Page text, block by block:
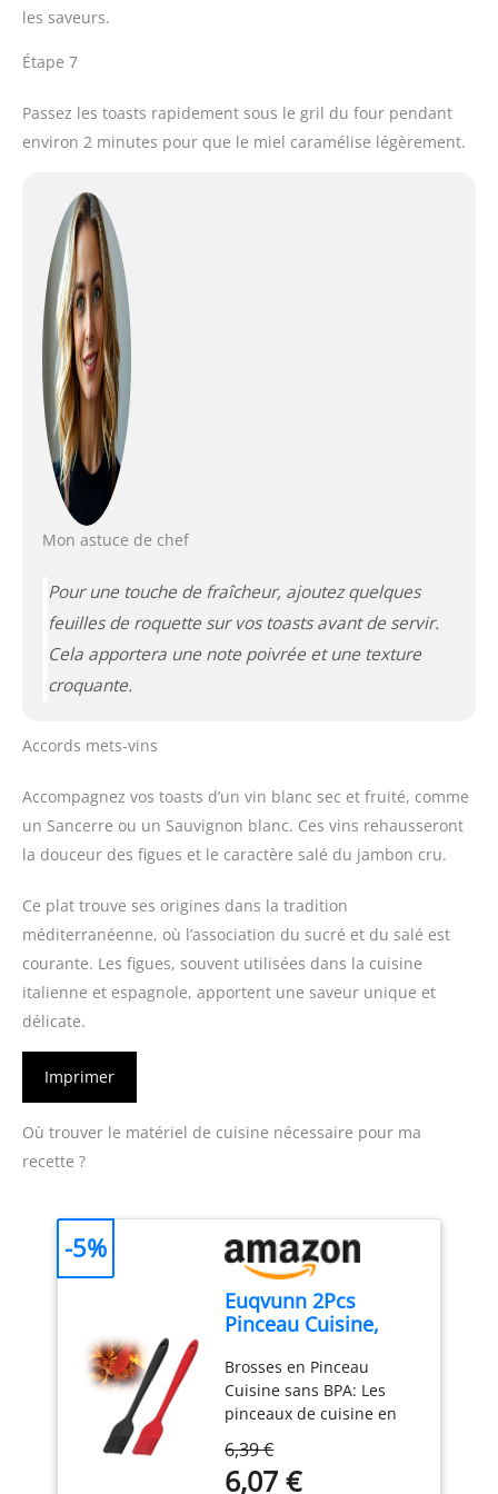
les saveurs.
Étape 7
Passez les toasts rapidement sous le gril du four pendant
environ 2 minutes pour que le miel caramélise légèrement.
Mon astuce de chef
Pour une touche de fraîcheur, ajoutez quelques
feuilles de roquette sur vos toasts avant de servir.
Cela apportera une note poivrée et une texture
croquante.
Accords mets-vins
Accompagnez vos toasts d’un vin blanc sec et fruité, comme
un Sancerre ou un Sauvignon blanc. Ces vins rehausseront
la douceur des figues et le caractère salé du jambon cru.
Ce plat trouve ses origines dans la tradition
méditerranéenne, où l’association du sucré et du salé est
courante. Les figues, souvent utilisées dans la cuisine
italienne et espagnole, apportent une saveur unique et
délicate.
Imprimer
Où trouver le matériel de cuisine nécessaire pour ma
recette ?
Euqvunn 2Pcs
Pinceau Cuisine,
Cuisine Silicone,
Antiadhésif Pinceau
Pâtisserie, Résistant
à la Chaleur Pinceau
Alimentaire
Pâtisserie,
Brosses en Pinceau
Cuisine sans BPA: Les
pinceaux de cuisine en
et sans BPA offrent une
solution sûre et saine
6,39 €
6,07 €
-5%